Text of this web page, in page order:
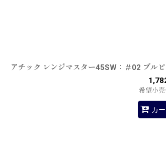
アチック レンジマスター45SW：＃02 ブル
希望小
カ